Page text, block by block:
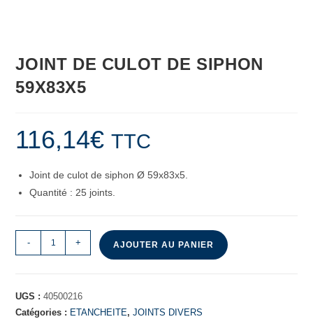
JOINT DE CULOT DE SIPHON
59X83X5
116,14€ TTC
Joint de culot de siphon Ø 59x83x5.
Quantité : 25 joints.
- + AJOUTER AU PANIER
UGS :40500216
Catégories : ETANCHEITE,JOINTS DIVERS